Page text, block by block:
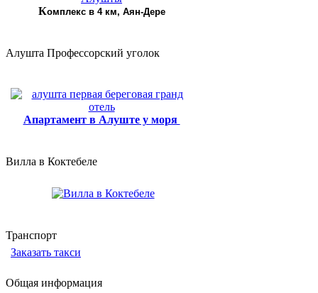
Комплекс в 4 км, Аян-Дере
Алушта Профессорский уголок
Апартамент в Алуште у моря
Вилла в Коктебеле
Транспорт
Заказать такси
Общая информация